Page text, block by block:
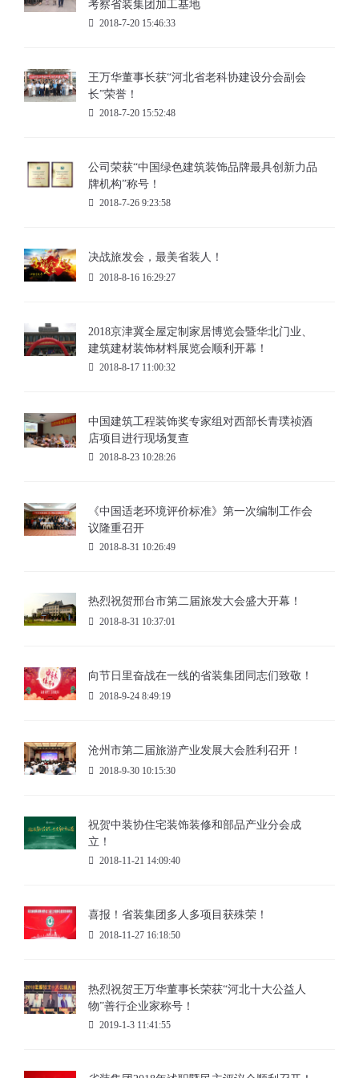
考察省装集团加工基地
2018-7-20 15:46:33
王万华董事长获“河北省老科协建设分会副会
长”荣誉！
2018-7-20 15:52:48
公司荣获“中国绿色建筑装饰品牌最具创新力品
牌机构”称号！
2018-7-26 9:23:58
决战旅发会，最美省装人！
2018-8-16 16:29:27
2018京津冀全屋定制家居博览会暨华北门业、
建筑建材装饰材料展览会顺利开幕！
2018-8-17 11:00:32
中国建筑工程装饰奖专家组对西部长青璞祯酒
店项目进行现场复查
2018-8-23 10:28:26
《中国适老环境评价标准》第一次编制工作会
议隆重召开
2018-8-31 10:26:49
热烈祝贺邢台市第二届旅发大会盛大开幕！
2018-8-31 10:37:01
向节日里奋战在一线的省装集团同志们致敬！
2018-9-24 8:49:19
沧州市第二届旅游产业发展大会胜利召开！
2018-9-30 10:15:30
祝贺中装协住宅装饰装修和部品产业分会成
立！
2018-11-21 14:09:40
喜报！省装集团多人多项目获殊荣！
2018-11-27 16:18:50
热烈祝贺王万华董事长荣获“河北十大公益人
物”善行企业家称号！
2019-1-3 11:41:55